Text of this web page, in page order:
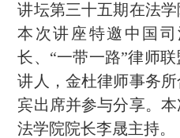
讲坛第三十五期在法学
本次讲座特邀中国
长、“一带一路”律师
讲人，金杜律师事务
宾出席并参与分享。
法学院院长李晟主持。